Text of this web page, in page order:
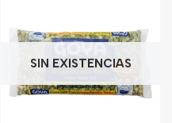
SIN EXISTENCIAS